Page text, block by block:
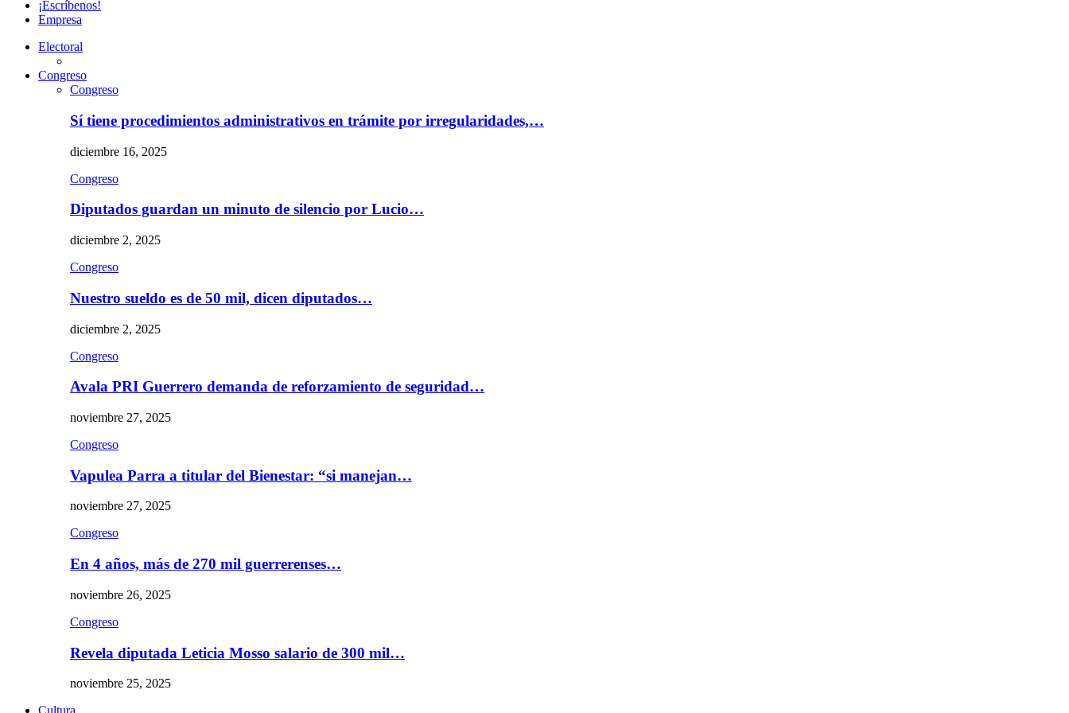
¡Escríbenos!
Empresa
Electoral
Congreso
Congreso
Sí tiene procedimientos administrativos en trámite por irregularidades,…
diciembre 16, 2025
Congreso
Diputados guardan un minuto de silencio por Lucio…
diciembre 2, 2025
Congreso
Nuestro sueldo es de 50 mil, dicen diputados…
diciembre 2, 2025
Congreso
Avala PRI Guerrero demanda de reforzamiento de seguridad…
noviembre 27, 2025
Congreso
Vapulea Parra a titular del Bienestar: “si manejan…
noviembre 27, 2025
Congreso
En 4 años, más de 270 mil guerrerenses…
noviembre 26, 2025
Congreso
Revela diputada Leticia Mosso salario de 300 mil…
noviembre 25, 2025